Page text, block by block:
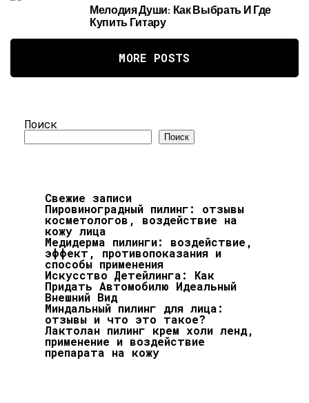
Мелодия Души: Как Выбрать И Где
Купить Гитару
MORE POSTS
Поиск
Поиск
Свежие записи
Пировиноградный пилинг: отзывы
косметологов, воздействие на
кожу лица
Медидерма пилинги: воздействие,
эффект, противопоказания и
способы применения
Искусство Детейлинга: Как
Придать Автомобилю Идеальный
Внешний Вид
Миндальный пилинг для лица:
отзывы и что это такое?
Лактолан пилинг крем холи ленд,
применение и воздействие
препарата на кожу